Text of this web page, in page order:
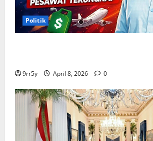
Politik
9rr5y April 8, 2026 0